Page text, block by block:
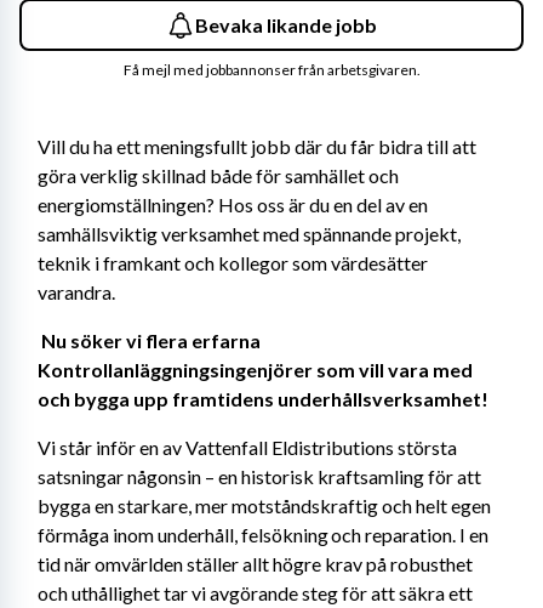
Vill du ha ett meningsfullt jobb där du får bidra till att
göra verklig skillnad både för samhället och
energiomställningen? Hos oss är du en del av en
samhällsviktig verksamhet med spännande projekt,
teknik i framkant och kollegor som värdesätter
varandra.
Nu söker vi flera erfarna
Kontrollanläggningsingenjörer som vill vara med
och bygga upp framtidens underhållsverksamhet!
Vi står inför en av Vattenfall Eldistributions största
satsningar någonsin – en historisk kraftsamling för att
bygga en starkare, mer motståndskraftig och helt egen
förmåga inom underhåll, felsökning och reparation. I en
tid när omvärlden ställer allt högre krav på robusthet
och uthållighet tar vi avgörande steg för att säkra ett
Bevaka likande jobb
Få mejl med jobbannonser från arbetsgivaren.